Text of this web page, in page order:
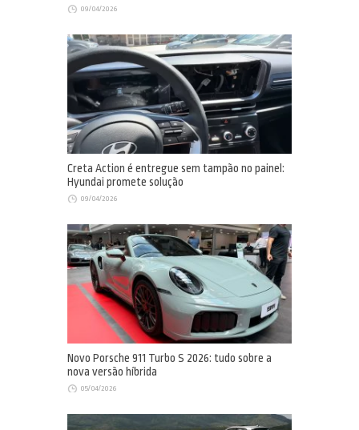
09/04/2026
Creta Action é entregue sem tampão no painel:
Hyundai promete solução
09/04/2026
Novo Porsche 911 Turbo S 2026: tudo sobre a
nova versão híbrida
05/04/2026